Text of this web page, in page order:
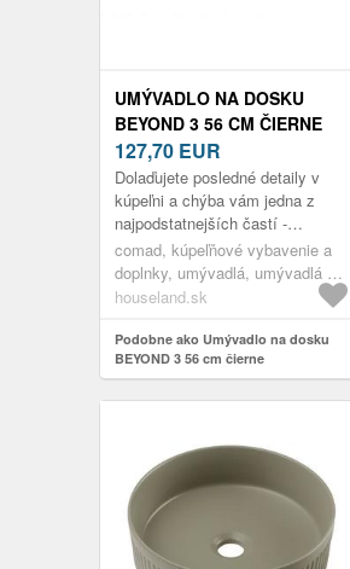
UMÝVADLO NA DOSKU
BEYOND 3 56 CM ČIERNE
127,70 EUR
Dolaďujete posledné detaily v
kúpeľni a chýba vám jedna z
najpodstatnejších častí -
umývadlo? Vaša cesta za
hľadaním toho pravého
orechového sa prá...
comad, kúpeľňové vybavenie a
doplnky, umývadlá, umývadlá na
dosku
houseland.sk
Podobne ako Umývadlo na dosku
BEYOND 3 56 cm čierne